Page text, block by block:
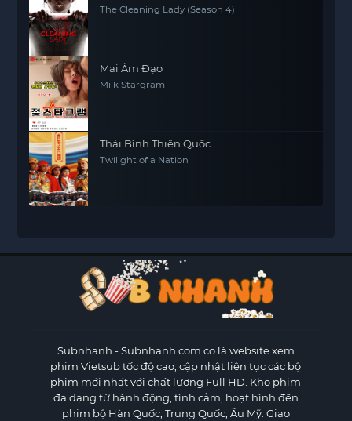
The Cleaning Lady (Season 4)
Mai Âm Đạo
Milk Stargram
Thái Bình Thiên Quốc
Twilight of a Nation
Subnhanh - Subnhanh.com.co là website xem
phim Vietsub tốc độ cao, cập nhật liên tục các bộ
phim mới nhất với chất lượng Full HD. Kho phim
đa dạng từ hành động, tình cảm, hoạt hình đến
phim bộ Hàn Quốc, Trung Quốc, Âu Mỹ. Giao